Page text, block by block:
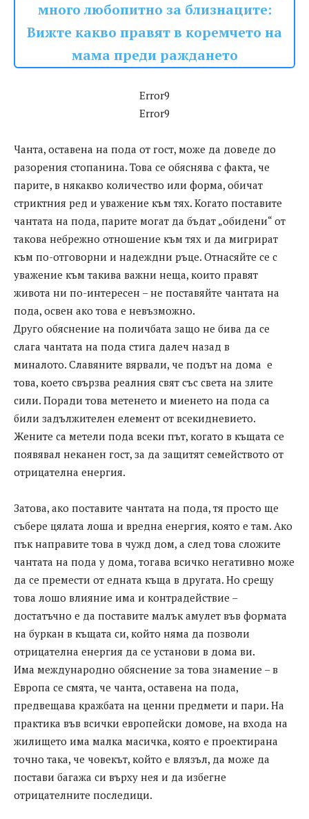
много любопитно за близнаците:
Вижте какво правят в коремчето на
мама преди раждането
Error9
Error9
Чанта, оставена на пода от гост, може да доведе до
разорения стопанина. Това се обяснява с факта, че
парите, в някакво количество или форма, обичат
стриктния ред и уважение към тях. Когато поставите
чантата на пода, парите могат да бъдат „обидени“ от
такова небрежно отношение към тях и да мигрират
към по-отговорни и надеждни ръце. Отнасяйте се с
уважение към такива важни неща, които правят
живота ни по-интересен – не поставяйте чантата на
пода, освен ако това е невъзможно.
Друго обяснение на поличбата защо не бива да се
слага чантата на пода стига далеч назад в
миналото. Славяните вярвали, че подът на дома е
това, което свързва реалния свят със света на злите
сили. Поради това метенето и миенето на пода са
били задължителен елемент от всекидневието.
Жените са метели пода всеки път, когато в къщата се
появявал неканен гост, за да защитят семейството от
отрицателна енергия.
Затова, ако поставите чантата на пода, тя просто ще
събере цялата лоша и вредна енергия, която е там. Ако
пък направите това в чужд дом, а след това сложите
чантата на пода у дома, тогава всичко негативно може
да се премести от едната къща в другата. Но срещу
това лошо влияние има и контрадействие –
достатъчно е да поставите малък амулет във формата
на буркан в къщата си, който няма да позволи
отрицателна енергия да се установи в дома ви.
Има международно обяснение за това знамение – в
Европа се смята, че чанта, оставена на пода,
предвещава кражбата на ценни предмети и пари. На
практика във всички европейски домове, на входа на
жилището има малка масичка, която е проектирана
точно така, че човекът, който е влязъл, да може да
постави багажа си върху нея и да избегне
отрицателните последици.